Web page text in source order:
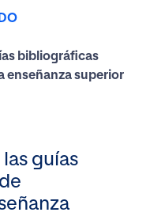
bibliográficas
enseñanza superior
guías